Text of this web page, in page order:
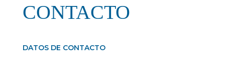
CONTACTO
DATOS DE CONTACTO